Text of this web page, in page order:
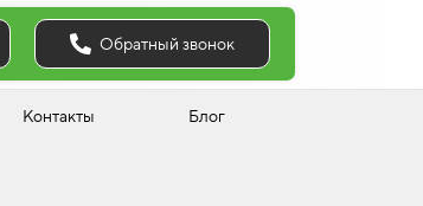
Обратный звонок
Контакты Блог